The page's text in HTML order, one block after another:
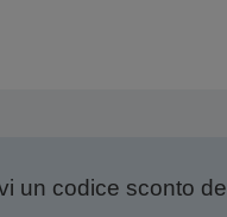
un codice sconto del